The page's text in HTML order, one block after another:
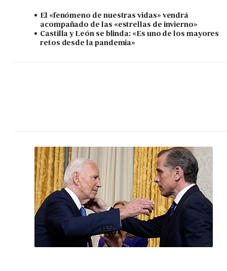
El «fenómeno de nuestras vidas» vendrá
acompañado de las «estrellas de invierno»
Castilla y León se blinda: «Es uno de los mayores
retos desde la pandemia»